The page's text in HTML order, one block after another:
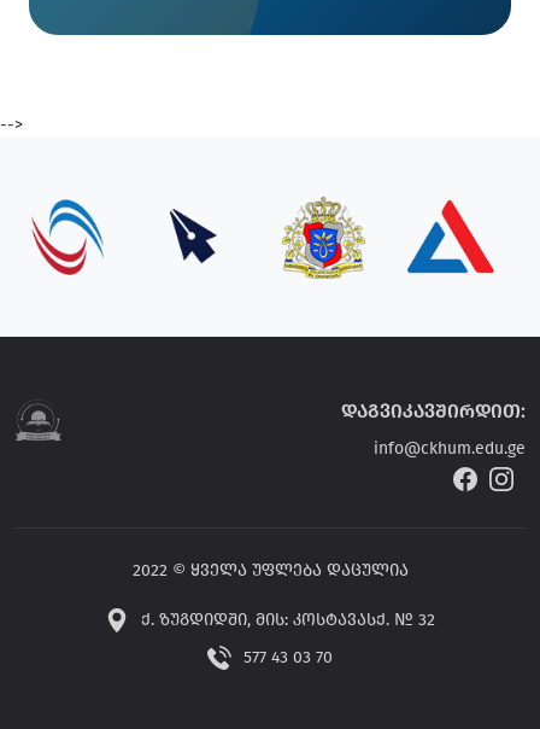
-->
დაგვიკავშირდით:
info@ckhum.edu.ge
2022 © ყველა უფლება დაცულია
ქ. ზუგდიდში, მის: კოსტავასქ. № 32
577 43 03 70